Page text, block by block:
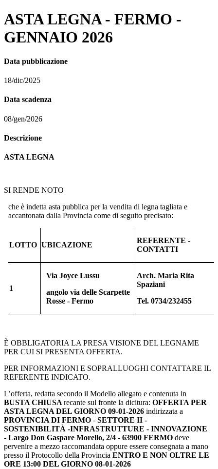
ASTA LEGNA - FERMO -
GENNAIO 2026
Data pubblicazione
18/dic/2025
Data scadenza
08/gen/2026
Descrizione
ASTA LEGNA
SI RENDE NOTO
che è indetta asta pubblica per la vendita di legna tagliata e
accantonata dalla Provincia come di seguito precisato:
LOTTO UBICAZIONE
REFERENTE -
CONTATTI
1
Via Joyce Lussu
angolo via delle Scarpette
Rosse - Fermo
Arch. Maria Rita
Spaziani
Tel. 0734/232455
È OBBLIGATORIA LA PRESA VISIONE DEL LEGNAME
PER CUI SI PRESENTA OFFERTA.
PER INFORMAZIONI E SOPRALLUOGHI CONTATTARE IL
REFERENTE INDICATO.
L’offerta, redatta secondo il Modello allegato e contenuta in
BUSTA CHIUSA recante sul fronte la dicitura: OFFERTA PER
ASTA LEGNA DEL GIORNO 09-01-2026 indirizzata a
PROVINCIA DI FERMO - SETTORE II -
SOSTENIBILITÀ -INFRASTRUTTURE - INNOVAZIONE
- Largo Don Gaspare Morello, 2/4 - 63900 FERMO deve
pervenire a mezzo raccomandata oppure essere consegnata a mano
presso il Protocollo della Provincia ENTRO E NON OLTRE LE
ORE 13:00 DEL GIORNO 08-01-2026